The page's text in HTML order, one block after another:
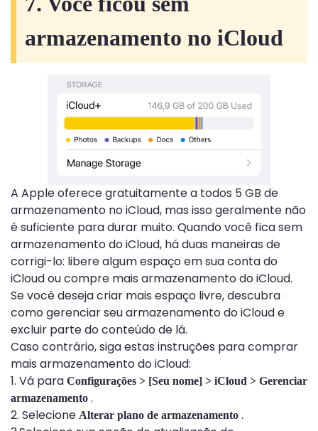
armazenamento no iCloud
A Apple oferece gratuitamente a todos 5 GB de
armazenamento no iCloud, mas isso geralmente não
é suficiente para durar muito. Quando você fica sem
armazenamento do iCloud, há duas maneiras de
corrigi-lo: libere algum espaço em sua conta do
iCloud ou compre mais armazenamento do iCloud.
Se você deseja criar mais espaço livre, descubra
como gerenciar seu armazenamento do iCloud e
excluir parte do conteúdo de lá.
Caso contrário, siga estas instruções para comprar
mais armazenamento do iCloud:
1. Vá para Configurações > [Seu nome] > iCloud > Gerenciar
armazenamento .
2. Selecione Alterar plano de armazenamento .